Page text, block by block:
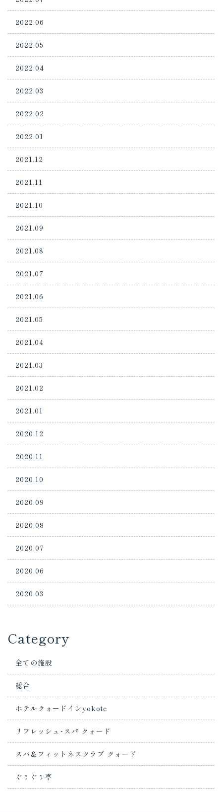
2022.06
2022.05
2022.04
2022.03
2022.02
2022.01
2021.12
2021.11
2021.10
2021.09
2021.08
2021.07
2021.06
2021.05
2021.04
2021.03
2021.02
2021.01
2020.12
2020.11
2020.10
2020.09
2020.08
2020.07
2020.06
2020.03
Category
全ての施設
総合
ホテルクォードインyokote
リフレッシュ･スパ クォード
スパ＆フィットネスクラブ クォード
ぐぅぐぅ亭